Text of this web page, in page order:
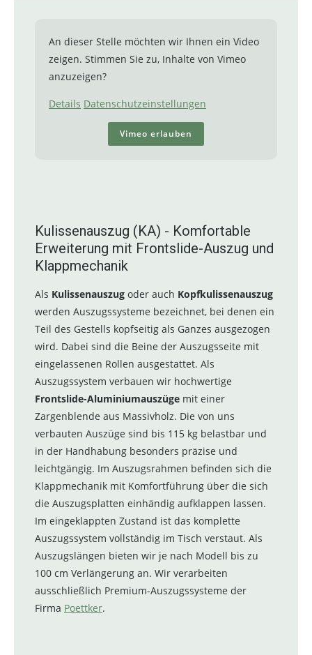
An dieser Stelle möchten wir Ihnen ein Video
zeigen. Stimmen Sie zu, Inhalte von Vimeo
anzuzeigen?
Details Datenschutzeinstellungen
Vimeo erlauben
Kulissenauszug (KA) - Komfortable
Erweiterung mit Frontslide-Auszug und
Klappmechanik
Als Kulissenauszug oder auch Kopfkulissenauszug
werden Auszugssysteme bezeichnet, bei denen ein
Teil des Gestells kopfseitig als Ganzes ausgezogen
wird. Dabei sind die Beine der Auszugsseite mit
eingelassenen Rollen ausgestattet. Als
Auszugssystem verbauen wir hochwertige
Frontslide-Aluminiumauszüge mit einer
Zargenblende aus Massivholz. Die von uns
verbauten Auszüge sind bis 115 kg belastbar und
in der Handhabung besonders präzise und
leichtgängig. Im Auszugsrahmen befinden sich die
Klappmechanik mit Komfortführung über die sich
die Auszugsplatten einhändig aufklappen lassen.
Im eingeklappten Zustand ist das komplette
Auszugssystem vollständig im Tisch verstaut. Als
Auszugslängen bieten wir je nach Modell bis zu
100 cm Verlängerung an. Wir verarbeiten
ausschließlich Premium-Auszugssysteme der
Firma Poettker.